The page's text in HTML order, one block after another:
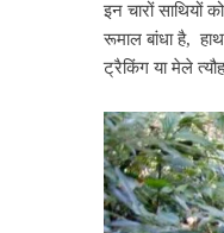
इन चारों
रूमाल बांधा है,
ट्रैकिंग या मेले